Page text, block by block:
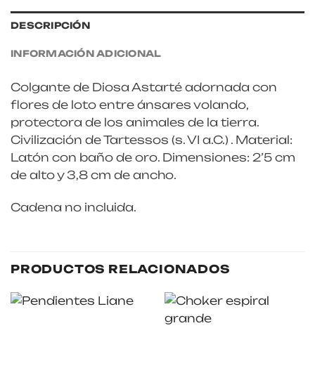
DESCRIPCIÓN
INFORMACIÓN ADICIONAL
Colgante de Diosa Astarté adornada con
flores de loto entre ánsares volando,
protectora de los animales de la tierra.
Civilización de Tartessos (s. VI a.C.) . Material:
Latón con baño de oro. Dimensiones: 2’5 cm
de alto y 3,8 cm de ancho.
Cadena no incluida.
PRODUCTOS RELACIONADOS